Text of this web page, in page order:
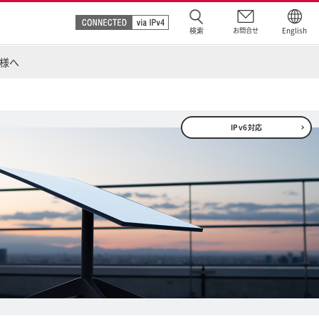
検索 お問合せ English
へ
IPv6対応